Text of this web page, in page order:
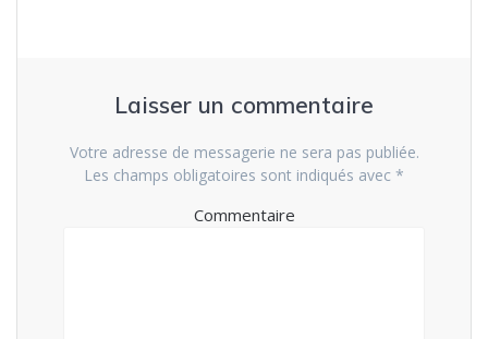
Laisser un commentaire
Votre adresse de messagerie ne sera pas publiée.
Les champs obligatoires sont indiqués avec *
Commentaire